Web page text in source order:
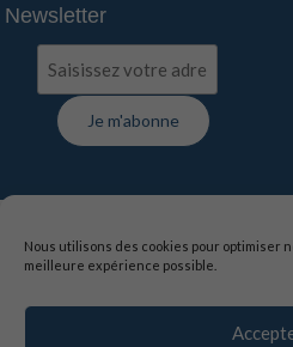
Nous utilisons des cookies pour optimiser
meilleure expérience possible.
Newsletter
- Contact Livraison
Mentions légales
Conditions